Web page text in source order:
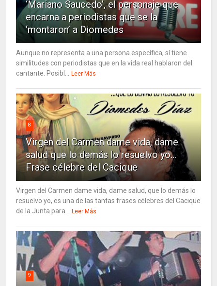
‘Mariano Saucedo’, el personaje que
encarna a periodistas que se la
‘montaron’ a Diomedes
Aunque no representa a una persona específica, sí tiene
similitudes con periodistas que en la vida real hablaron del
cantante. Posibl... Leer Más
8
Virgen del Carmen dame vida, dame
salud que lo demás lo resuelvo yo…
Frase célebre del Cacique
Virgen del Carmen dame vida, dame salud, que lo demás lo
resuelvo yo, es una de las tantas frases célebres del Cacique
de la Junta para... Leer Más
9